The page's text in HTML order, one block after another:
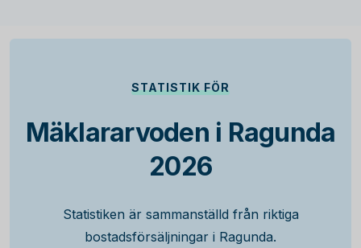
STATISTIK FÖR
Mäklararvoden i Ragunda
2026
Statistiken är sammanställd från riktiga
bostadsförsäljningar i Ragunda.